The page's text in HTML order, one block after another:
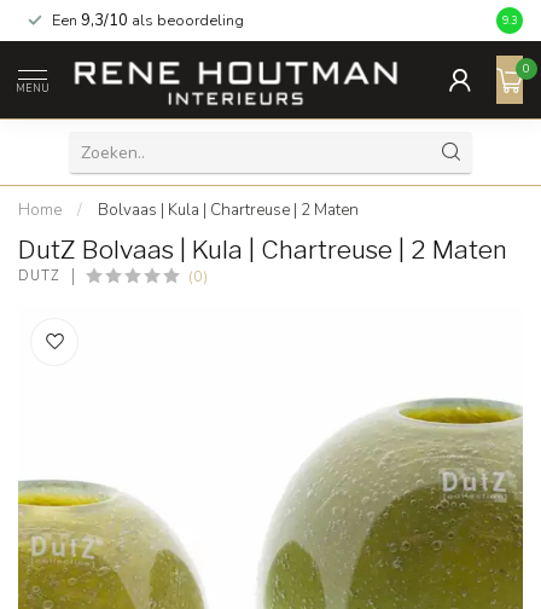
Een 9,3/10 als beoordeling 9.3
MENU
0
Home / Bolvaas | Kula | Chartreuse | 2 Maten
DutZ Bolvaas | Kula | Chartreuse | 2 Maten
DUTZ (0)